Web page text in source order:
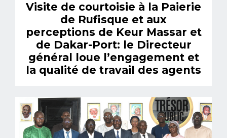
Visite de courtoisie à la Paierie
de Rufisque et aux
perceptions de Keur Massar et
de Dakar-Port: le Directeur
général loue l’engagement et
la qualité de travail des agents